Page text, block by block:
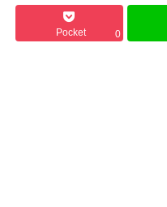
Pocket 0